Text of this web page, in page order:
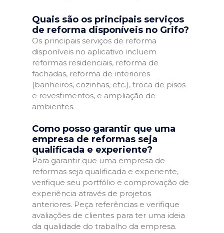
Quais são os principais serviços
de reforma disponíveis no Grifo?
Os principais serviços de reforma
disponíveis no aplicativo incluem
reformas residenciais, reforma de
fachadas, reforma de interiores
(banheiros, cozinhas, etc.), troca de pisos
e revestimentos, e ampliação de
ambientes.
Como posso garantir que uma
empresa de reformas seja
qualificada e experiente?
Para garantir que uma empresa de
reformas seja qualificada e experiente,
verifique seu portfólio e comprovação de
experiência através de projetos
anteriores. Peça referências e verifique
avaliações de clientes para ter uma ideia
da qualidade do trabalho da empresa.